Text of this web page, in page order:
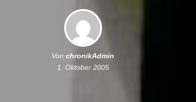
Von chronikAdmin
1. Oktober 2005